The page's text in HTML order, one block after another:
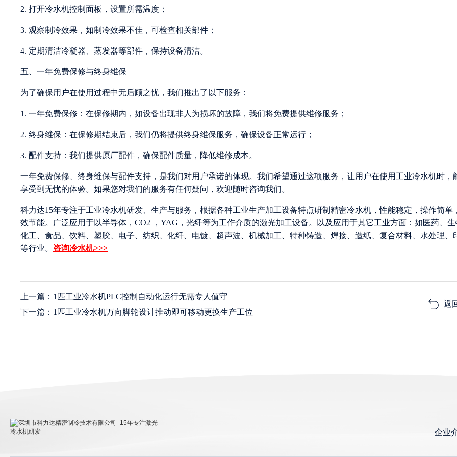
2. 打开冷水机控制面板，设置所需温度；
3. 观察制冷效果，如制冷效果不佳，可检查相关部件；
4. 定期清洁冷凝器、蒸发器等部件，保持设备清洁。
五、一年免费保修与终身维保
为了确保用户在使用过程中无后顾之忧，我们推出了以下服务：
1. 一年免费保修：在保修期内，如设备出现非人为损坏的故障，我们将免费提供维修服务；
2. 终身维保：在保修期结束后，我们仍将提供终身维保服务，确保设备正常运行；
3. 配件支持：我们提供原厂配件，确保配件质量，降低维修成本。
一年免费保修、终身维保与配件支持，是我们对用户承诺的体现。我们希望通过这项服务，让用户在使用工业冷水机时，
享受到无忧的体验。如果您对我们的服务有任何疑问，欢迎随时咨询我们。
科力达15年专注于工业冷水机研发、生产与服务，根据各种工业生产加工设备特点研制精密冷水机，性能稳定，操作简单
效节能。广泛应用于以半导体，CO2 ，YAG，光纤等为工作介质的激光加工设备。以及应用于其它工业方面：如医药、生
化工、食品、饮料、塑胶、电子、纺织、化纤、电镀、超声波、机械加工、特种铸造、焊接、造纸、复合材料、水处理、
等行业。 咨询冷水机>>>
上一篇：1匹工业冷水机PLC控制自动化运行无需专人值守
下一篇：1匹工业冷水机万向脚轮设计推动即可移动更换生产工位
返
企业